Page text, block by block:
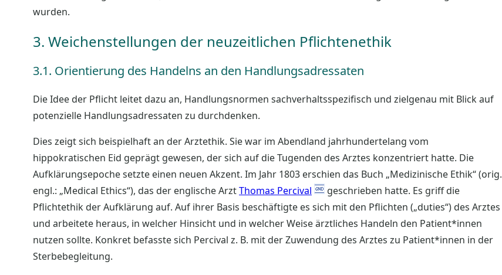
wurden.
3. Weichenstellungen der neuzeitlichen Pflichtenethik
3.1. Orientierung des Handelns an den Handlungsadressaten
Die Idee der Pflicht leitet dazu an, Handlungsnormen sachverhaltsspezifisch und zielgenau mit Blick auf
potenzielle Handlungsadressaten zu durchdenken.
Dies zeigt sich beispielhaft an der Arztethik. Sie war im Abendland jahrhundertelang vom
hippokratischen Eid geprägt gewesen, der sich auf die Tugenden des Arztes konzentriert hatte. Die
Aufklärungsepoche setzte einen neuen Akzent. Im Jahr 1803 erschien das Buch „Medizinische Ethik“ (orig.
engl.: „Medical Ethics“), das der englische ArztThomas Percival
geschrieben hatte. Es griff die
Pflichtethik der Aufklärung auf. Auf ihrer Basis beschäftigte es sich mit den Pflichten („duties“) des Arztes
und arbeitete heraus, in welcher Hinsicht und in welcher Weise ärztliches Handeln den Patient*innen
nutzen sollte. Konkret befasste sich Percival z. B. mit der Zuwendung des Arztes zu Patient*innen in der
Sterbebegleitung.